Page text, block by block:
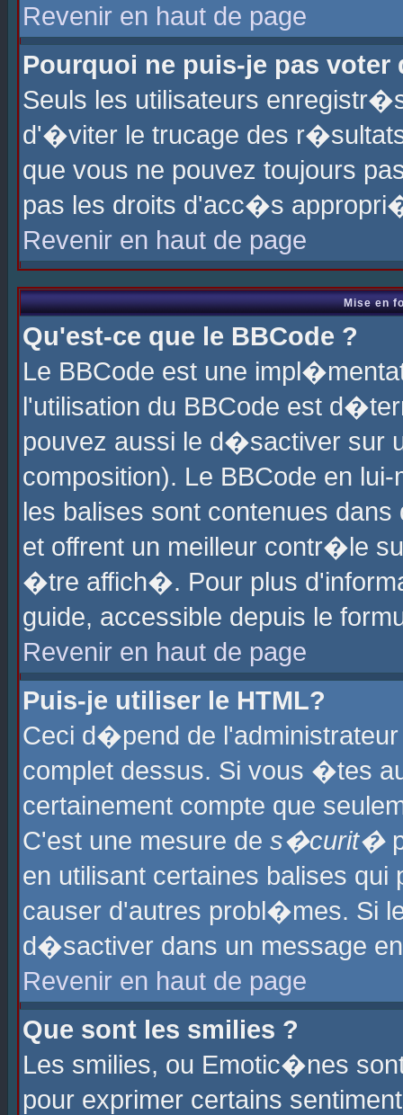
Revenir en haut de page
Pourquoi ne puis-je pas voter
Seuls les utilisateurs
d'�viter le trucage des
que vous ne pouvez toujours
pas les droits d'acc�s
Revenir en haut de page
Mise en
Qu'est-ce que le BBCode ?
Le BBCode est une
l'utilisation du BBCode est
pouvez aussi le d�sactiver sur
composition). Le BBCode en
les balises sont contenues
et offrent un meilleur contr�le
�tre affich�. Pour plus
guide, accessible depuis le
Revenir en haut de page
Puis-je utiliser le HTML?
Ceci d�pend de
complet dessus. Si vous �tes
certainement compte que
C'est une mesure de s�curit�
en utilisant certaines balises
causer d'autres probl�mes. Si
d�sactiver dans un message
Revenir en haut de page
Que sont les smilies ?
Les smilies, ou Emotic�nes
pour exprimer certains